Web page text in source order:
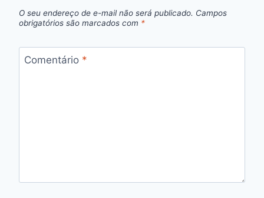
O seu endereço de e-mail não será publicado. Campos
obrigatórios são marcados com *
Comentário *